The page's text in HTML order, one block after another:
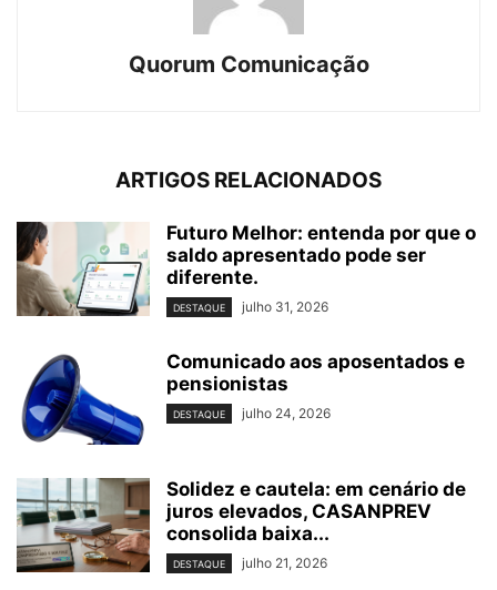
Quorum Comunicação
ARTIGOS RELACIONADOS
Futuro Melhor: entenda por que o
saldo apresentado pode ser
diferente.
DESTAQUE julho 31, 2026
Comunicado aos aposentados e
pensionistas
DESTAQUE julho 24, 2026
Solidez e cautela: em cenário de
juros elevados, CASANPREV
consolida baixa...
DESTAQUE julho 21, 2026